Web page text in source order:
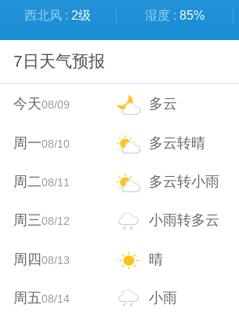
西北风 : 2级 湿度 : 85%
7日天气预报
今天08/09 多云
周一08/10 多云转晴
周二08/11 多云转小雨
周三08/12 小雨转多云
周四08/13 晴
周五08/14 小雨